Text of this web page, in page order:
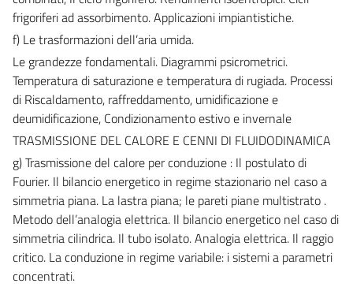
frigoriferi ad assorbimento. Applicazioni impiantistiche.
f) Le trasformazioni dell’aria umida.
Le grandezze fondamentali. Diagrammi psicrometrici.
Temperatura di saturazione e temperatura di rugiada. Processi
di Riscaldamento, raffreddamento, umidificazione e
deumidificazione, Condizionamento estivo e invernale
TRASMISSIONE DEL CALORE E CENNI DI FLUIDODINAMICA
g) Trasmissione del calore per conduzione : Il postulato di
Fourier. Il bilancio energetico in regime stazionario nel caso a
simmetria piana. La lastra piana; le pareti piane multistrato .
Metodo dell’analogia elettrica. Il bilancio energetico nel caso di
simmetria cilindrica. Il tubo isolato. Analogia elettrica. Il raggio
critico. La conduzione in regime variabile: i sistemi a parametri
concentrati.